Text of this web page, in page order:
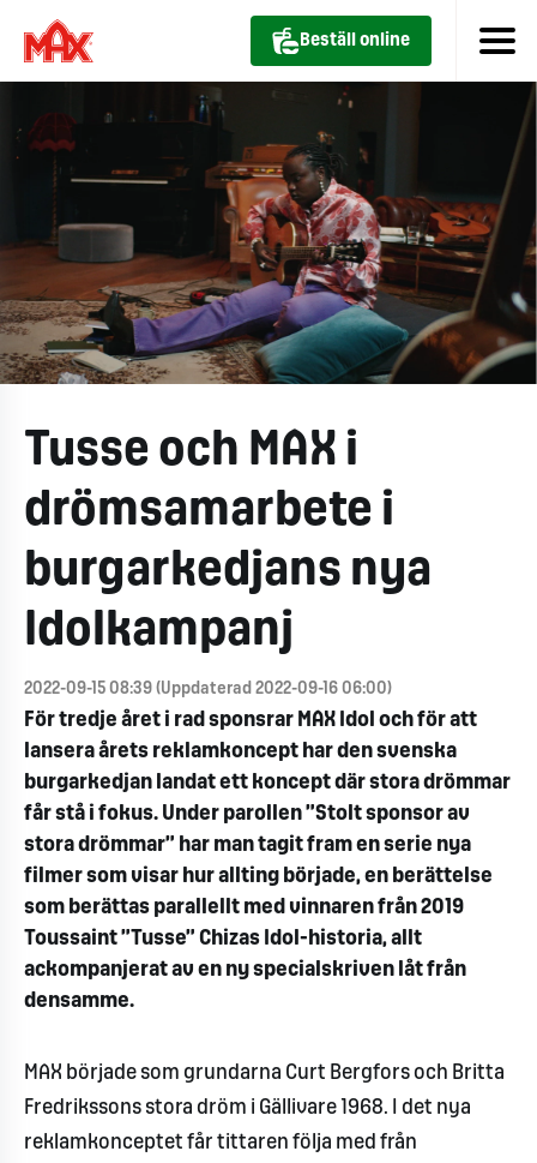
Beställ online
Tusse och MAX i
drömsamarbete i
burgarkedjans nya
Idolkampanj
2022-09-15 08:39 (Uppdaterad 2022-09-16 06:00)
För tredje året i rad sponsrar MAX Idol och för att
lansera årets reklamkoncept har den svenska
burgarkedjan landat ett koncept där stora drömmar
får stå i fokus. Under parollen ”Stolt sponsor av
stora drömmar” har man tagit fram en serie nya
filmer som visar hur allting började, en berättelse
som berättas parallellt med vinnaren från 2019
Toussaint ”Tusse” Chizas Idol-historia, allt
ackompanjerat av en ny specialskriven låt från
densamme.
MAX började som grundarna Curt Bergfors och Britta
Fredrikssons stora dröm i Gällivare 1968. I det nya
reklamkonceptet får tittaren följa med från